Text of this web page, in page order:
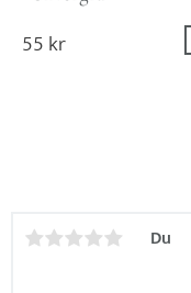
Du
55kr